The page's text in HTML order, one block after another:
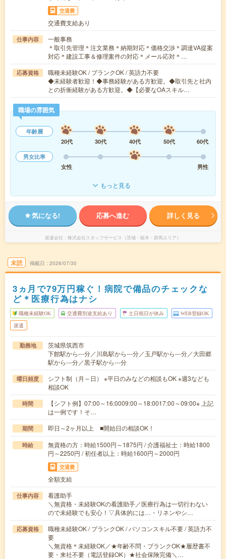
交通費
交通費支給あり
仕事内容
一般事務
＊取引先管理＊注文業務＊納期対応＊価格交渉＊調達VA提案
対応＊建設工事＆修理案件の対応＊メール応対＊…
応募資格
職種未経験OK / ブランクOK / 英語力不要
◆未経験者歓迎！◆事務経験がある方歓迎。◆取引先と社内
との折衝経験がある方歓迎。◆【必要なOAスキル…
職場の雰囲気
年齢層
20代
30代 40代 50代
60代
男女比率
女性
男性
もっと見る
気になる! 応募へ進む 詳しく見る
派遣会社 株式会社スタッフサービス（茨城・栃木・群馬エリア）
未読 掲載日 2026/07/30
3ヵ月で79万円稼ぐ！病院で備品のチェックな
ど＊医療行為はナシ
職種未経験OK 交通費別途支給あり 土日祝日が休み WEB登録OK
派遣
勤務地
茨城県筑西市
下館駅から---分／川島駅から---分／玉戸駅から---分／大田郷
駅から---分／黒子駅から---分
曜日頻度
シフト制（月～日） ※平日のみなどの相談もOK ※週3なども
相談OK
時間
【シフト例】07:00～16:0009:00～18:0017:00～09:00※ 上記
は一例です！そ…
期間 即日～2ヶ月以上 ■開始日の相談OK！
時給
無資格の方：時給1500円～1875円 / 介護福祉士：時給1800
円～2250円 / 初任者以上：時給1600円～2000円
交通費
全額支給
仕事内容
看護助手
＼無資格・未経験OKの看護助手／医療行為は一切行わない
ので未経験でも安心！▽具体的には…・リネンやシ…
応募資格
職種未経験OK / ブランクOK / パソコンスキル不要 / 英語力不
要
＼無資格＊未経験OK／★年齢不問・ブランクOK★履歴書不
要・来社不要（電話登録OK）★社会保険完備＼…